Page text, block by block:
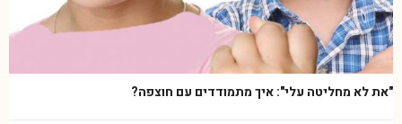
"את לא מחליטה עלי": איך מתמודדים עם חוצפה?